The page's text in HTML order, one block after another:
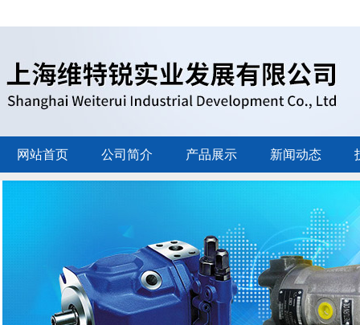
网站首页 公司简介 产品展示 新闻动态